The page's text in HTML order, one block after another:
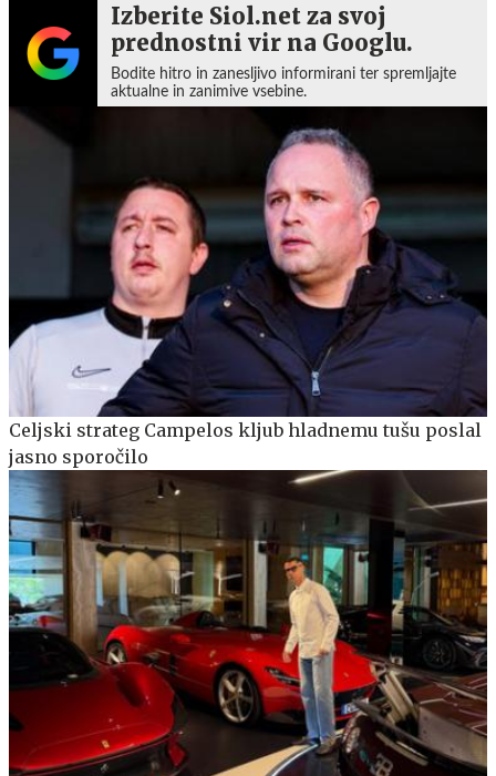
Izberite Siol.net za svoj
prednostni vir na Googlu.
Bodite hitro in zanesljivo informirani ter spremljajte
aktualne in zanimive vsebine.
Celjski strateg Campelos kljub hladnemu tušu poslal
jasno sporočilo